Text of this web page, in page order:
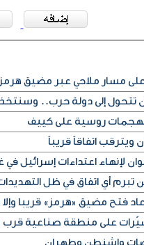
على مسار ملاحي عبر مضيق هرمز
تتحول إلى دولة حرب..
ويترقب اتفاقاً قريباً
لإنهاء اعتداءات إسرائيل في
تبرم أي اتفاق في ظل
فتح مضيق «هرمز» قريبا
واشنطن وطهران